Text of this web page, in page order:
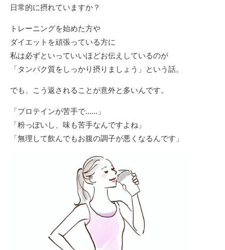
日常的に摂れていますか？
トレーニングを始めた方や
ダイエットを頑張っている方に
私は必ずといっていいほどお伝えしているのが
「タンパク質をしっかり摂りましょう」という話。
でも、こう返されることが意外と多いんです。
「プロテインが苦手で……」
「粉っぽいし、味も苦手なんですよね」
「無理して飲んでもお腹の調子が悪くなるんです」